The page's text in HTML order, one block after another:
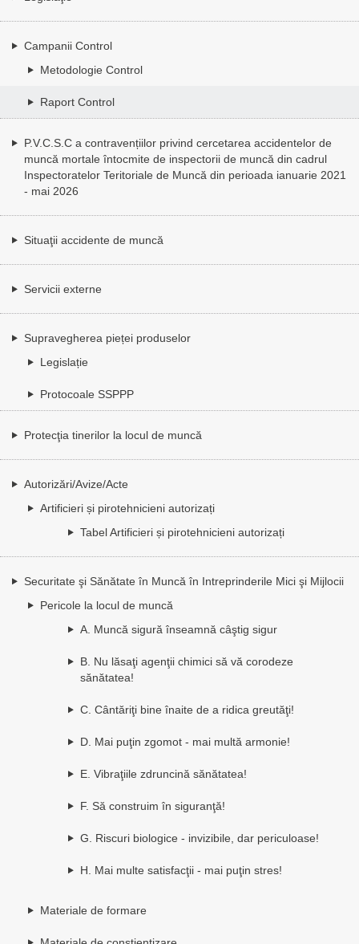
Campanii Control
Metodologie Control
Raport Control
P.V.C.S.C a contravențiilor privind cercetarea accidentelor de
muncă mortale întocmite de inspectorii de muncă din cadrul
Inspectoratelor Teritoriale de Muncă din perioada ianuarie 2021
- mai 2026
Situaţii accidente de muncă
Servicii externe
Supravegherea pieței produselor
Legislație
Protocoale SSPPP
Protecţia tinerilor la locul de muncă
Autorizări/Avize/Acte
Artificieri și pirotehnicieni autorizați
Tabel Artificieri și pirotehnicieni autorizați
Securitate şi Sănătate în Muncă în Intreprinderile Mici şi Mijlocii
Pericole la locul de muncă
A. Muncă sigură înseamnă câştig sigur
B. Nu lăsaţi agenţii chimici să vă corodeze
sănătatea!
C. Cântăriţi bine înaite de a ridica greutăţi!
D. Mai puţin zgomot - mai multă armonie!
E. Vibraţiile zdruncină sănătatea!
F. Să construim în siguranţă!
G. Riscuri biologice - invizibile, dar periculoase!
H. Mai multe satisfacţii - mai puţin stres!
Materiale de formare